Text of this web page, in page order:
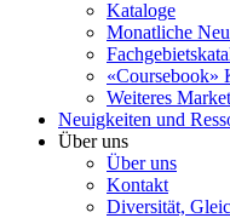
Kataloge
Monatliche
«Coursebook»
Weiteres
Neuigkeiten und
Über uns
Über uns
Kontakt
Diversität,